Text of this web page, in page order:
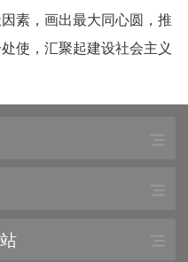
素，画出最大同心圆，推
使，汇聚起建设社会主义